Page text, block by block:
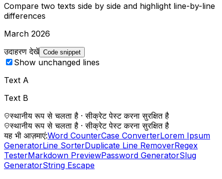
Compare two texts side by side and highlight line-by-line
differences
March 2026
उदाहरण देखें Code snippet
Show unchanged lines
Text A
Text B
स्थानीय रूप से चलता है · सीक्रेट पेस्ट करना सुरक्षित है
स्थानीय रूप से चलता है · सीक्रेट पेस्ट करना सुरक्षित है
यह भी आज़माएं:Word CounterCase ConverterLorem Ipsum
GeneratorLine SorterDuplicate Line RemoverRegex
TesterMarkdown PreviewPassword GeneratorSlug
GeneratorString Escape